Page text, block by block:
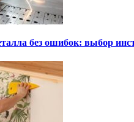
без ошибок: выбор